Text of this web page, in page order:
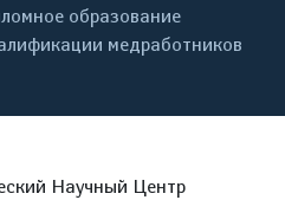
образование
медработников
Научный Центр